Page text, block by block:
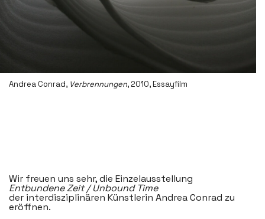
Andrea Conrad, Verbrennungen, 2010, Essayfilm
Wir freuen uns sehr, die Einzelausstellung
Entbundene Zeit / Unbound Time
der interdisziplinären Künstlerin Andrea Conrad zu
eröffnen.